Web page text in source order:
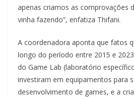
apenas criamos as comprovações
vinha fazendo”, enfatiza Thifani.
A coordenadora aponta que fatos
longo do período entre 2015 e
do Game Lab (laboratório
investiram em equipamentos para
desenvolvimento de games, e a